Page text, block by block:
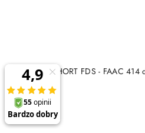
Zestaw Alfa SHORT FDS - FAAC
Cena:
1993.18
Cena:
1993.18